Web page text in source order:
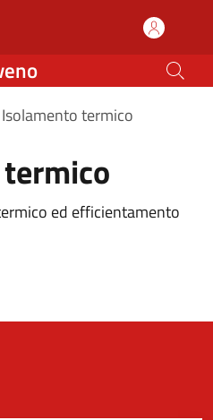
|
scheda).
Isolamento termico
ed efficientamento